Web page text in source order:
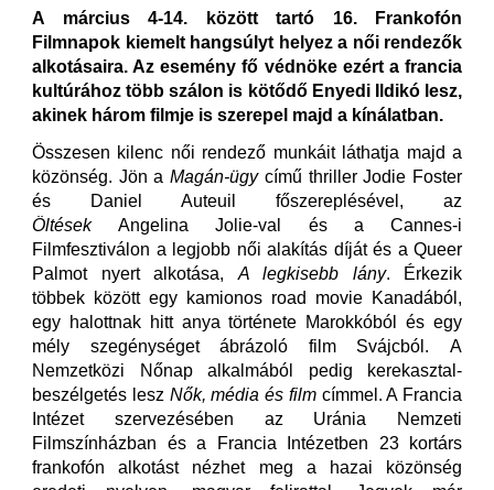
A március 4-14. között tartó 16. Frankofón
Filmnapok kiemelt hangsúlyt helyez a női rendezők
alkotásaira. Az esemény fő védnöke ezért a francia
kultúrához több szálon is kötődő Enyedi Ildikó lesz,
akinek három filmje is szerepel majd a kínálatban.
Összesen kilenc női rendező munkáit láthatja majd a
közönség. Jön aMagán-ügycímű thriller Jodie Foster
és Daniel Auteuil főszereplésével, az
ÖltésekAngelina Jolie-val és a Cannes-i
Filmfesztiválon a legjobb női alakítás díját és a Queer
Palmot
nyert alkotása, A legkisebb lány. Érkezik
többek között egy kamionos road movie Kanadából,
egy halottnak hitt anya története Marokkóból és egy
mély szegénységet ábrázoló film Svájcból. A
Nemzetközi Nőnap alkalmából pedig kerekasztal-
beszélgetés lesz Nők, média és filmcímmel. A Francia
Intézet szervezésében az Uránia Nemzeti
Filmszínházban és a Francia Intézetben 23 kortárs
frankofón alkotást nézhet meg a hazai közönség